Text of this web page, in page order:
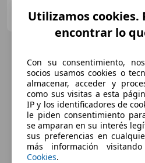
ES-08204 SABADELL
Utilizamos cookies.
encontrar lo
Con su consentimiento,
socios usamos cookies o
almacenar, acceder y
como sus visitas a esta
IP y los identificadores de
le piden consentimiento
se amparan en su interés
sus preferencias en
más información
Cookies.